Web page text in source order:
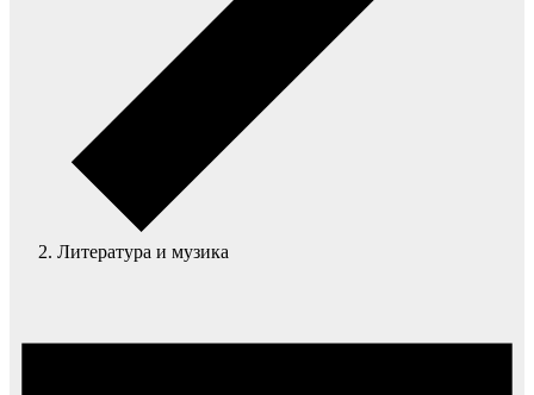
Литература и музика